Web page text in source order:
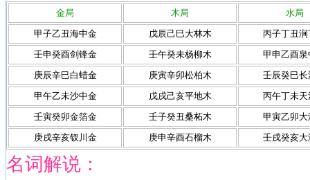
金局 木局
水局
甲子乙丑海中金
戊辰己巳大林木
丙子丁丑涧
壬申癸酉剑锋金
壬午癸未杨柳木
甲申乙酉泉
庚辰辛巳白蜡金
庚寅辛卯松柏木
壬辰癸巳长
甲午乙未沙中金
戊戌己亥平地木
丙午丁未天
壬寅癸卯金箔金
壬子癸丑桑柘木
甲寅乙卯大
庚戌辛亥钗川金
庚申辛酉石榴木 壬戌癸亥大
名词解说：